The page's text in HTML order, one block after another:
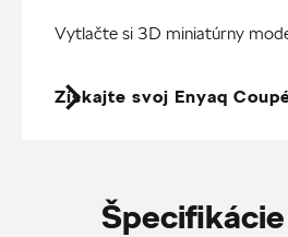
Vytlačte si 3D miniatúrny
Získajte svoj Enyaq